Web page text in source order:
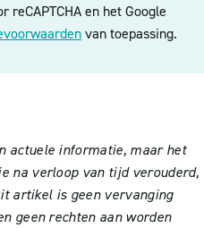
reCAPTCHA en het Google
van toepassing.
actuele informatie, maar het
na verloop van tijd verouderd,
artikel is geen vervanging
geen rechten aan worden